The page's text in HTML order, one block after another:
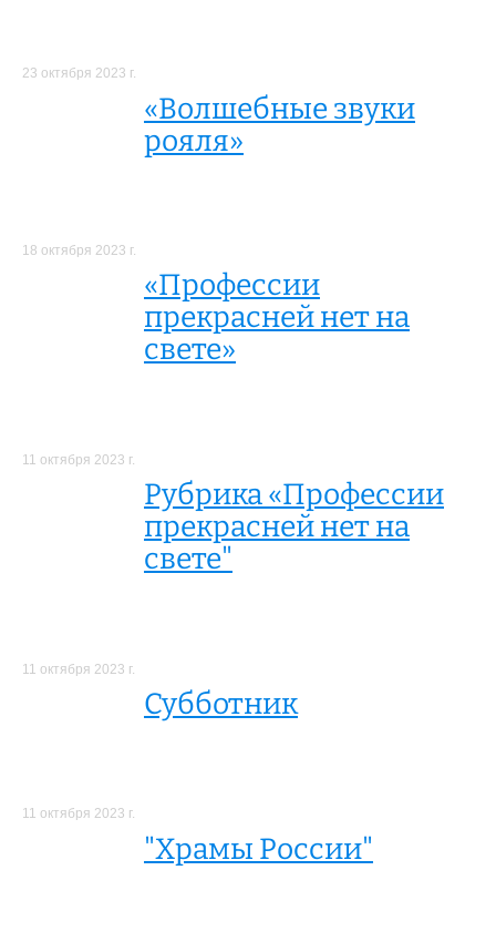
23 октября 2023 г.
«Волшебные звуки
рояля»
18 октября 2023 г.
«Профессии
прекрасней нет на
свете»
11 октября 2023 г.
Рубрика «Профессии
прекрасней нет на
свете"
11 октября 2023 г.
Субботник
11 октября 2023 г.
"Храмы России"